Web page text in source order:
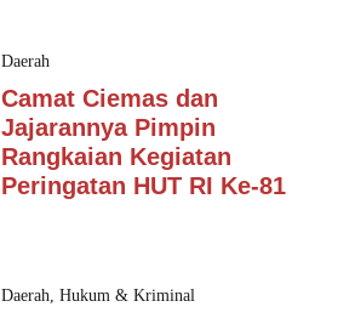
Daerah
Camat Ciemas dan
Jajarannya Pimpin
Rangkaian Kegiatan
Peringatan HUT RI Ke-81
Daerah, Hukum & Kriminal